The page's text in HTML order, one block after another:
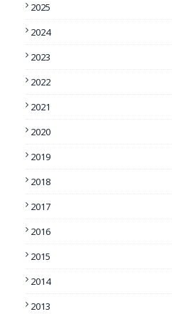
2025
2024
2023
2022
2021
2020
2019
2018
2017
2016
2015
2014
2013